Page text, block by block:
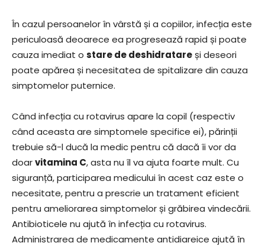
În cazul persoanelor în vârstă și a copiilor, infecția este
periculoasă deoarece ea progresează rapid și poate
cauza imediat o stare de deshidratareși deseori
poate apărea și necesitatea de spitalizare din cauza
simptomelor puternice.
Când infecția cu rotavirus apare la copil (respectiv
când aceasta are simptomele specifice ei), părinții
trebuie să-l ducă la medic pentru că dacă îi vor da
doarvitamina C, asta nu îl va ajuta foarte mult. Cu
siguranță, participarea medicului în acest caz este o
necesitate, pentru a prescrie un tratament eficient
pentru ameliorarea simptomelor și grăbirea vindecării.
Antibioticele nu ajută în infecția cu rotavirus.
Administrarea de medicamente antidiareice ajută în